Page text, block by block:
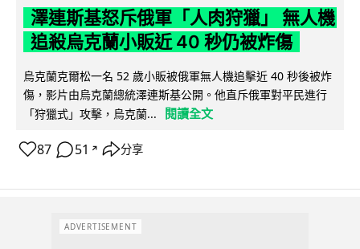
澤連斯基怒斥俄軍「人肉狩獵」 無人機
追殺烏克蘭小販近 40 秒仍被炸傷
烏克蘭克爾松一名 52 歲小販被俄軍無人機追擊近 40 秒後被炸
傷，影片由烏克蘭總統澤連斯基公開。他直斥俄軍對平民進行
「狩獵式」攻擊，烏克蘭...
閱讀全文
87 51 ↗ 分享
ADVERTISEMENT